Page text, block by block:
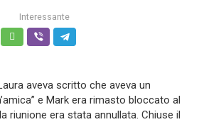
Interessante
aveva scritto che aveva un
e Mark era rimasto bloccato al
riunione era stata annullata. Chiuse il